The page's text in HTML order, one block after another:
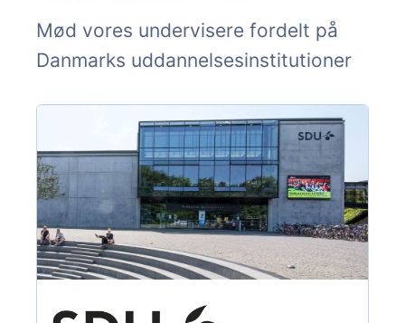
Mød vores undervisere fordelt på
Danmarks uddannelsesinstitutioner